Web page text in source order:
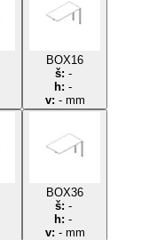
BOX16
š: -
h: -
v: -mm
BOX36
š: -
h: -
v: -mm